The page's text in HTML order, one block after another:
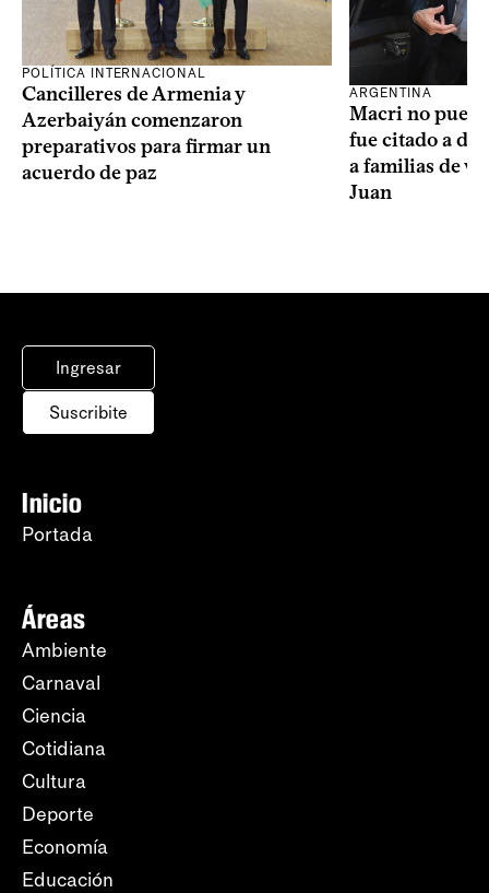
POLÍTICA INTERNACIONAL
Cancilleres de Armenia y
Azerbaiyán comenzaron
preparativos para firmar un
acuerdo de paz
ARGENTINA
Macri no
fue citado a
a familias de
Juan
Ingresar
Suscribite
Inicio
Portada
Áreas
Ambiente
Carnaval
Ciencia
Cotidiana
Cultura
Deporte
Economía
Educación